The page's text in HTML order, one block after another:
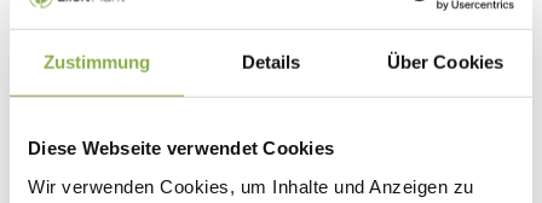
Zustimmung Details Über Cookies
Diese Webseite verwendet Cookies
Wir verwenden Cookies, um Inhalte und Anzeigen zu
kontaktiert zu werden oder dass meine Daten gemäß der
Datenschutzerklärung verwendet werden dürfen.